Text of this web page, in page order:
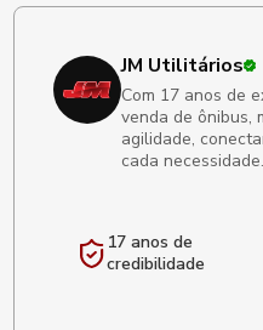
JM Utilitários
Com 17 anos de
venda de ônibus,
agilidade,
cada necessidade.
17 anos de
credibilidade